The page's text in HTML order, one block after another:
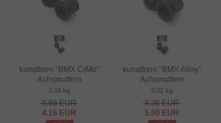
kunstform "BMX CrMo"
Achsmuttern
0.04 kg
6.68EUR
4.16 EUR
kunstform "BMX Alloy"
Achsmuttern
0.02 kg
8.36EUR
5.00 EUR